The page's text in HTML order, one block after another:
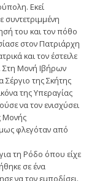
Εκεί
συντετριμμένη
του και τον πόθο
στον Πατριάρχη
και τον έστειλε
Στη Μονή Ιβήρων
της Σκήτης
της Υπεραγίας
να τον ενισχύσει
Μονής
φλεγόταν από
τη Ρόδο όπου είχε
σε ένα
να τον εμποδίσει.